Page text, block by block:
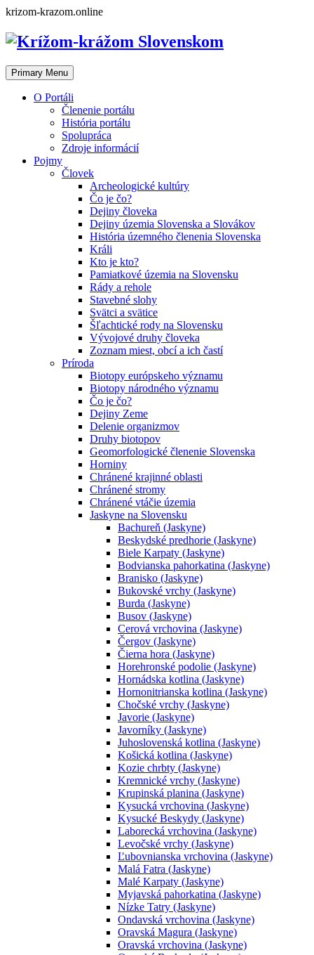
Skip
content
krizom-krazom.online
Primary Menu
O Portáli
Členenie portálu
História portálu
Spolupráca
Zdroje informácií
Pojmy
Človek
Archeologické kultúry
Čo je čo?
Dejiny človeka
Dejiny územia Slovenska a Slovákov
História územného členenia Slovenska
Králi
Kto je kto?
Pamiatkové územia na Slovensku
Rády a rehole
Stavebné slohy
Svätci a svätice
Šľachtické rody na Slovensku
Vývojové druhy človeka
Zoznam miest, obcí a ich častí
Príroda
Biotopy európskeho významu
Biotopy národného významu
Čo je čo?
Dejiny Zeme
Delenie organizmov
Druhy biotopov
Geomorfologické členenie Slovenska
Horniny
Chránené krajinné oblasti
Chránené stromy
Chránené vtáčie územia
Jaskyne na Slovensku
Bachureň (Jaskyne)
Beskydské predhorie (Jaskyne)
Biele Karpaty (Jaskyne)
Bodvianska pahorkatina (Jaskyne)
Branisko (Jaskyne)
Bukovské vrchy (Jaskyne)
Burda (Jaskyne)
Busov (Jaskyne)
Cerová vrchovina (Jaskyne)
Čergov (Jaskyne)
Čierna hora (Jaskyne)
Horehronské podolie (Jaskyne)
Hornádska kotlina (Jaskyne)
Hornonitrianska kotlina (Jaskyne)
Chočské vrchy (Jaskyne)
Javorie (Jaskyne)
Javorníky (Jaskyne)
Juhoslovenská kotlina (Jaskyne)
Košická kotlina (Jaskyne)
Kozie chrbty (Jaskyne)
Kremnické vrchy (Jaskyne)
Krupinská planina (Jaskyne)
Kysucká vrchovina (Jaskyne)
Kysucké Beskydy (Jaskyne)
Laborecká vrchovina (Jaskyne)
Levočské vrchy (Jaskyne)
Ľubovnianska vrchovina (Jaskyne)
Malá Fatra (Jaskyne)
Malé Karpaty (Jaskyne)
Myjavská pahorkatina (Jaskyne)
Nízke Tatry (Jaskyne)
Ondavská vrchovina (Jaskyne)
Oravská Magura (Jaskyne)
Oravská vrchovina (Jaskyne)